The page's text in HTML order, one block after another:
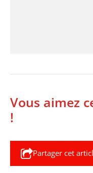
Vous aimez
!
Partager cet